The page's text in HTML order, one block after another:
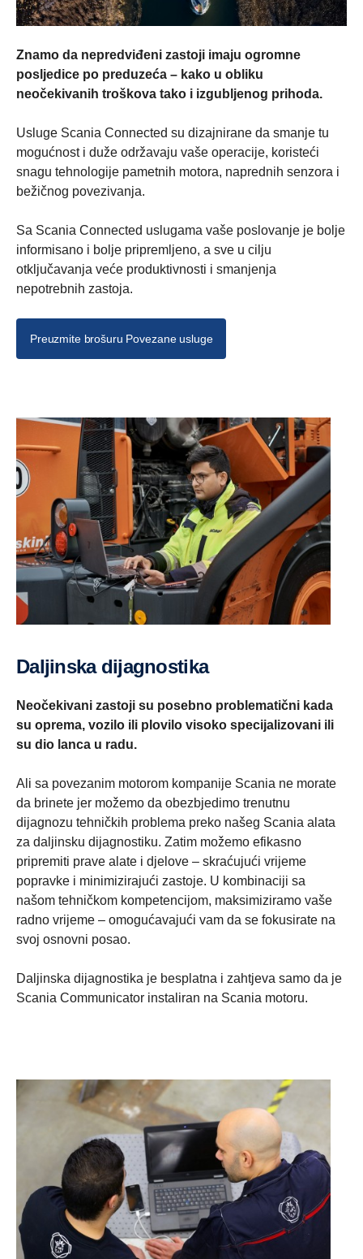
Znamo da nepredviđeni zastoji imaju ogromne
posljedice po preduzeća – kako u obliku
neočekivanih troškova tako i izgubljenog prihoda.
Usluge Scania Connected su dizajnirane da smanje tu
mogućnost i duže održavaju vaše operacije, koristeći
snagu tehnologije pametnih motora, naprednih senzora i
bežičnog povezivanja.
Sa Scania Connected uslugama vaše poslovanje je bolje
informisano i bolje pripremljeno, a sve u cilju
otključavanja veće produktivnosti i smanjenja
nepotrebnih zastoja.
Preuzmite brošuru Povezane usluge
Daljinska dijagnostika
Neočekivani zastoji su posebno problematični kada
su oprema, vozilo ili plovilo visoko specijalizovani ili
su dio lanca u radu.
Ali sa povezanim motorom kompanije Scania ne morate
da brinete jer možemo da obezbjedimo trenutnu
dijagnozu tehničkih problema preko našeg Scania alata
za daljinsku dijagnostiku. Zatim možemo efikasno
pripremiti prave alate i djelove – skraćujući vrijeme
popravke i minimizirajući zastoje. U kombinaciji sa
našom tehničkom kompetencijom, maksimiziramo vaše
radno vrijeme – omogućavajući vam da se fokusirate na
svoj osnovni posao.
Daljinska dijagnostika je besplatna i zahtjeva samo da je
Scania Communicator instaliran na Scania motoru.